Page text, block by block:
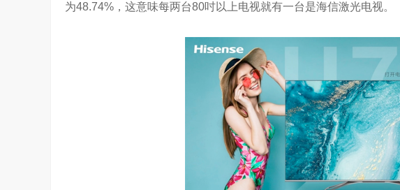
为48.74%，这意味每两台80吋以上电视就有一台是海信激光电视。